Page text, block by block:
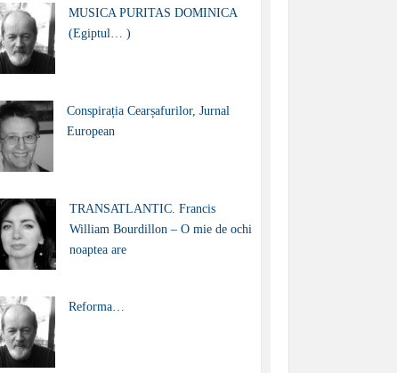
MUSICA PURITAS DOMINICA
(Egiptul… )
Conspirația Cearșafurilor, Jurnal
European
TRANSATLANTIC. Francis
William Bourdillon – O mie de ochi
noaptea are
Reforma…